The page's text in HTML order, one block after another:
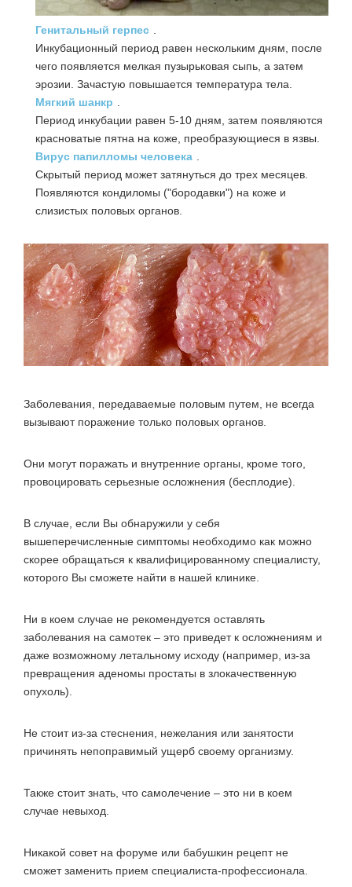
Генитальный герпес
Инкубационный период равен нескольким дням, после
чего появляется мелкая пузырьковая сыпь, а затем
эрозии. Зачастую повышается температура тела.
Мягкий шанкр
Период инкубации равен 5-10 дням, затем появляются
красноватые пятна на коже, преобразующиеся в язвы.
Вирус папилломы человека
Скрытый период может затянуться до трех месяцев.
Появляются кондиломы ("бородавки") на коже и
слизистых половых органов.
Заболевания, передаваемые половым путем, не всегда
вызывают поражение только половых органов.
Они могут поражать и внутренние органы, кроме того,
провоцировать серьезные осложнения (бесплодие).
В случае, если Вы обнаружили у себя
вышеперечисленные симптомы необходимо как можно
скорее обращаться к квалифицированному специалисту,
которого Вы сможете найти в нашей клинике.
Ни в коем случае не рекомендуется оставлять
заболевания на самотек – это приведет к осложнениям и
даже возможному летальному исходу (например, из-за
превращения аденомы простаты в злокачественную
опухоль).
Не стоит из-за стеснения, нежелания или занятости
причинять непоправимый ущерб своему организму.
Также стоит знать, что самолечение – это ни в коем
случае невыход.
Никакой совет на форуме или бабушкин рецепт не
сможет заменить прием специалиста-профессионала.